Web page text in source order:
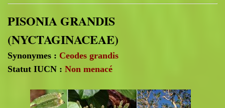
PISONIA GRANDIS
(NYCTAGINACEAE)
Synonymes : Ceodes grandis
Statut IUCN : Non menacé